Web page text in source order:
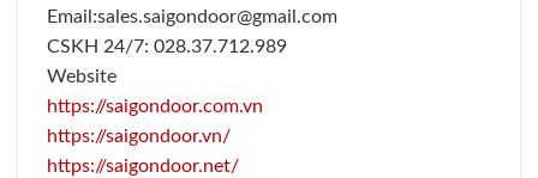
Email:sales.saigondoor@gmail.com
CSKH 24/7: 028.37.712.989
Website
https://saigondoor.com.vn
https://saigondoor.vn/
https://saigondoor.net/